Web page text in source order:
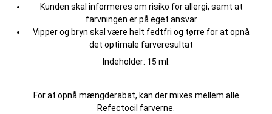
Kunden skal informeres om risiko for allergi, samt at
farvningen er på eget ansvar
Vipper og bryn skal være helt fedtfri og tørre for at opnå
det optimale farveresultat
Indeholder: 15 ml.
For at opnå mængderabat, kan der mixes mellem alle
Refectocil farverne.